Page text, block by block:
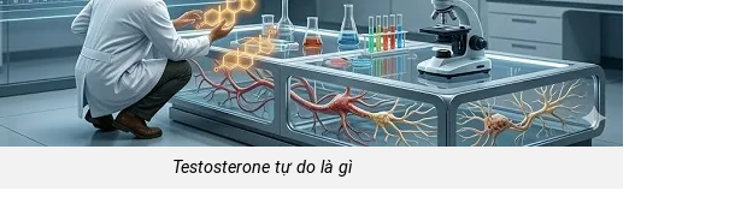
Testosterone tự do là gì